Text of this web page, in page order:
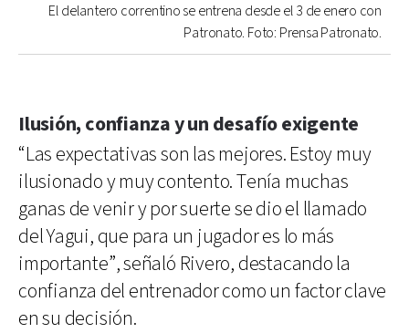
El delantero correntino se entrena desde el 3 de enero con
Patronato. Foto: Prensa Patronato.
Ilusión, confianza y un desafío exigente
“Las expectativas son las mejores. Estoy muy
ilusionado y muy contento. Tenía muchas
ganas de venir y por suerte se dio el llamado
del Yagui, que para un jugador es lo más
importante”, señaló Rivero, destacando la
confianza del entrenador como un factor clave
en su decisión.